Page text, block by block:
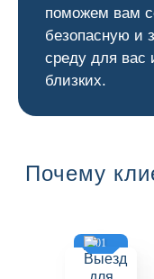
поможем вам
безопасную и
среду для вас
близких.
Почему
01